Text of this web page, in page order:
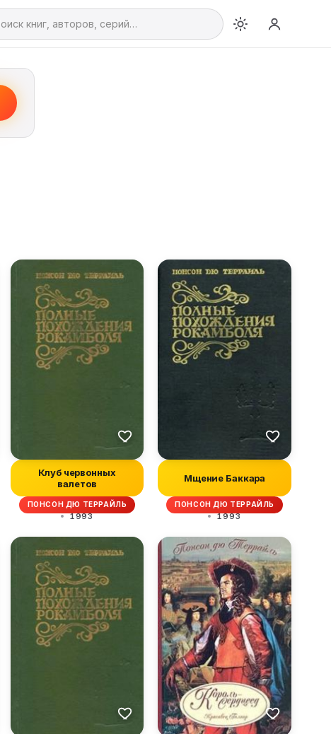
Клуб червонных
валетов
ПОНСОН ДЮ ТЕРРАЙЛЬ
1993
Мщение Баккара
ПОНСОН ДЮ ТЕРРАЙЛЬ
1993